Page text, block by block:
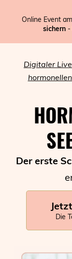
Online Event
sichern -
Digitaler
Der erste
Die